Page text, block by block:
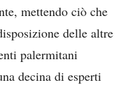
mettendo ciò che
delle altre
palermitani
decina di esperti